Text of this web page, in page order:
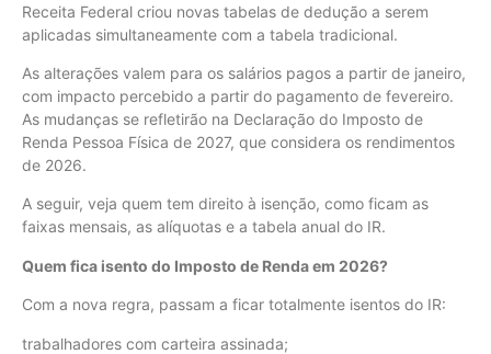
Receita Federal criou novas tabelas de dedução a serem
aplicadas simultaneamente com a tabela tradicional.
As alterações valem para os salários pagos a partir de janeiro,
com impacto percebido a partir do pagamento de fevereiro.
As mudanças se refletirão na Declaração do Imposto de
Renda Pessoa Física de 2027, que considera os rendimentos
de 2026.
A seguir, veja quem tem direito à isenção, como ficam as
faixas mensais, as alíquotas e a tabela anual do IR.
Quem fica isento do Imposto de Renda em 2026?
Com a nova regra, passam a ficar totalmente isentos do IR:
trabalhadores com carteira assinada;